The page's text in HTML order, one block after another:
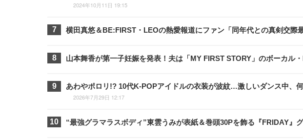
2024年10月11日 19:15
横田真悠＆BE:FIRST・LEOの熱愛報道にファン「同年代との真剣交際
山本舞香が第一子妊娠を発表！夫は「MY FIRST STORY」のボーカル
あわやポロリ!? 10代K-POPアイドルの衣装が波紋…激しいダンス中、
2026年7月29日 12:17
“最強グラマラスボディ”東雲うみが表紙＆巻頭30Pを飾る『FRIDAY』